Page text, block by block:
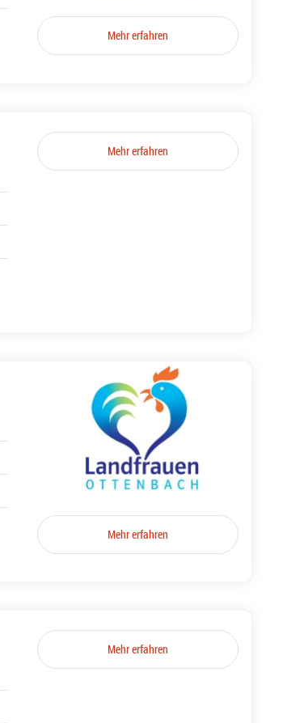
Mehr erfahren
Mehr erfahren
Mehr erfahren
Mehr erfahren